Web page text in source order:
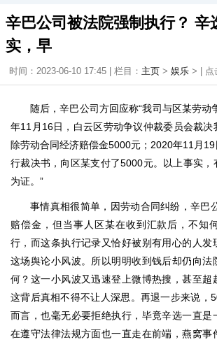
辛巴公司被法院强制执行？ 辛
实，早
时间：2023-06-10 17:45 | 栏目： 主页 > 娱乐 > | 点
随后，辛巴公司方回应称“我司与区某劳动
年11月16日，白云区劳动争议仲裁委员会裁决
除劳动合同经济赔偿金5000元；2020年11月
行裁决书，向区某支付了5000元。以上事实，
为证。”
事情真相很简单，因劳动合同纠纷，辛巴
赔偿金，但当事人区某在收到汇款后，不知
行，而这条执行记录又恰好被别有用心的人发
这场舆论小风波。所以明明收到钱后却仍向法
何？这一小风波又迅速登上微博热搜，甚至超
这背后真相不得不让人深思。再退一步来说，
而言，也毫无必要拒绝执行，毕竟辛选一直是
在遵守法律法规方面也一直走在前端，燕窝事